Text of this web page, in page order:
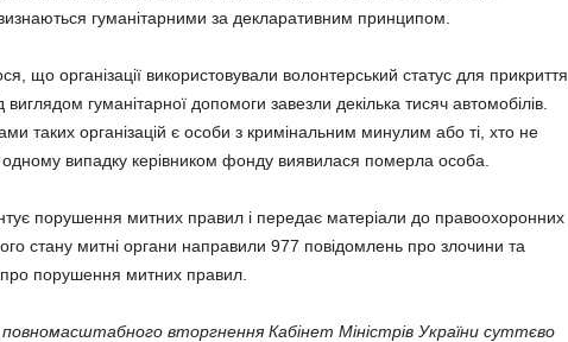
гуманітарними за декларативним принципом.
що організації використовували волонтерський статус для прикриття
виглядом гуманітарної допомоги завезли декілька тисяч автомобілів.
таких організацій є особи з кримінальним минулим або ті, хто не
випадку керівником фонду виявилася померла особа.
порушення митних правил і передає матеріали до правоохоронних
стану митні органи направили 977 повідомлень про злочини та
порушення митних правил.
вторгнення Кабінет Міністрів України суттєво